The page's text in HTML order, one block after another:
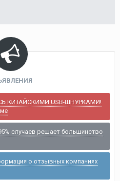
КИТАЙСКИМИ USB-ШНУРКАМИ!
случаев решает большинство
о отзывных компаниях